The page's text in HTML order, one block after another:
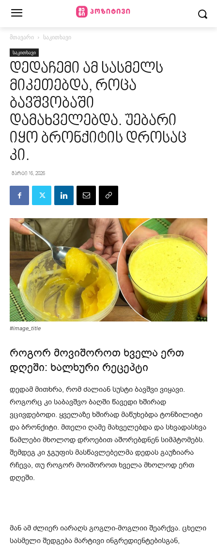
მთავარი საკითხავი
საკითხავი
დედაჩემი ამ სასმელს
მიკეთებდა, როცა
ბავშვობაში
დამახველებდა. უებარი
იყო ბრონქიტის დროსაც
კი.
მარტი 16, 2026
#image_title
როგორ მოვიშოროთ ხველა ერთ
დღეში: ხალხური რეცეპტი
დედამ მითხრა, რომ ძალიან სუსტი ბავშვი ვიყავი.
როგორც კი საბავშვო ბაღში წავედი ხშირად
ვცივდებოდი. ყველაზე ხშირად მაწუხებდა ტონზილიტი
და ბრონქიტი. მთელი ღამე მახველებდა და სხვადასხვა
წამლები მხოლოდ დროებით აშორებდნენ სიმპტომებს.
შემდეგ კი ჯგუფის მასწავლებელმა დედას გაუზიარა
რჩევა, თუ როგორ მოიშოროთ ხველა მხოლოდ ერთ
დღეში.
მან ამ ძლიერ იარაღს გოგლი-მოგლიი შეარქვა. ცხელი
სასმელი შედგება მარტივი ინგრედიენტებისგან,